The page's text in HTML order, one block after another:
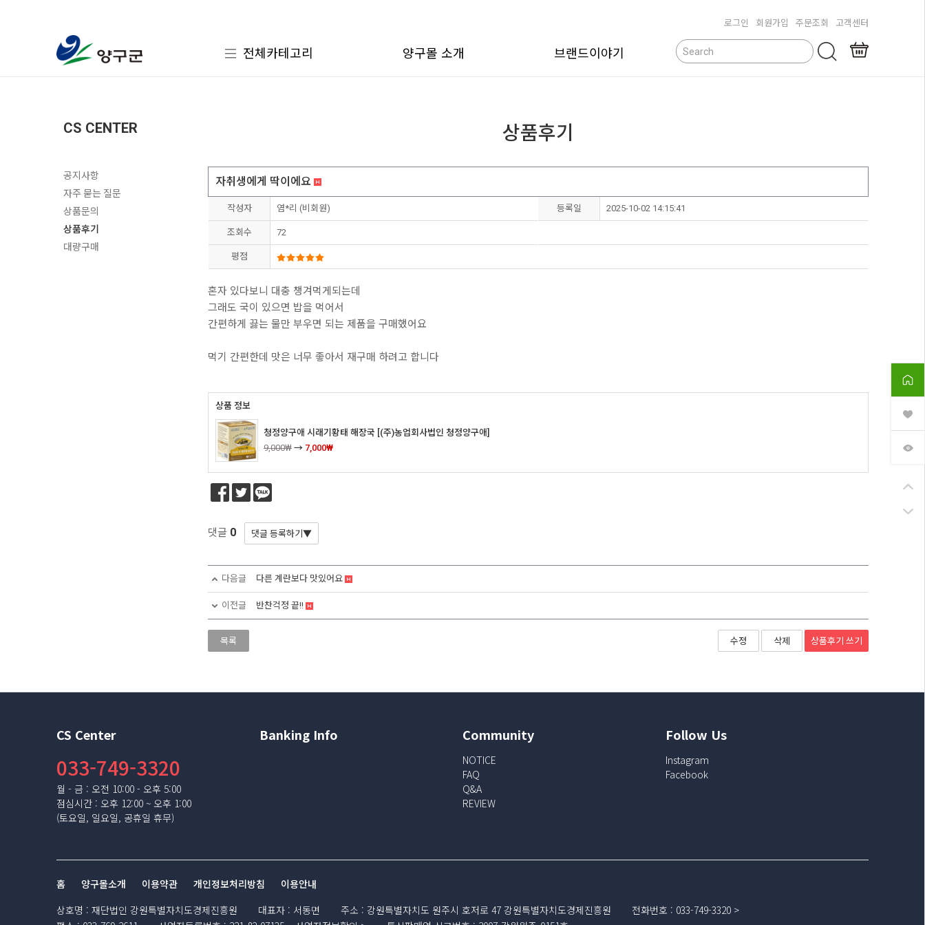
로그인 회원가입 주문조회 고객센터
전체카테고리 양구몰 소개 브랜드이야기
CS CENTER
공지사항
자주 묻는 질문
상품문의
상품후기
대량구매
상품후기
자취생에게 딱이에요
작성자 염*리 (비회원) 등록일 2025-10-02 14:15:41
조회수 72
평점
혼자 있다보니 대충 챙겨먹게되는데
그래도 국이 있으면 밥을 먹어서
간편하게 끓는 물만 부우면 되는 제품을 구매했어요
먹기 간편한데 맛은 너무 좋아서 재구매 하려고 합니다
상품 정보
청정양구애 시래기황태 해장국 [(주)농업회사법인 청정양구애]
9,000₩ → 7,000₩
댓글 0
다음글 다른 계란보다 맛있어요
이전글 반찬걱정 끝!!
목록 수정 삭제 상품후기 쓰기
CS Center
033-749-3320
월 - 금 : 오전 10:00 - 오후 5:00
점심시간 : 오후 12:00 ~ 오후 1:00
(토요일, 일요일, 공휴일 휴무)
Banking Info Community
NOTICE
FAQ
Q&A
REVIEW
Follow Us
Instagram
Facebook
홈 양구몰소개 이용약관 개인정보처리방침 이용안내
상호명 : 재단법인 강원특별자치도경제진흥원 대표자 : 서동면 주소 : 강원특별자치도 원주시 호저로 47 강원특별자치도경제진흥원 전화번호 : 033-749-3320